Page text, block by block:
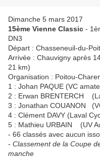
Dimanche 5 mars 2017
15ème Vienne Classic -
DN3
Départ : Chasseneuil-du-
Arrivée : Chauvigny après
21 km)
Organisation : Poitou-
1 : Johan PAQUE (VC
2 : Erwan BRENTERCH
3 : Jonathan COUANON
4 : Clément DAVY (Laval
5 : Mathieu URBAIN (UV
- 66 classés avec aucun
- Classement de la Coupe
manche